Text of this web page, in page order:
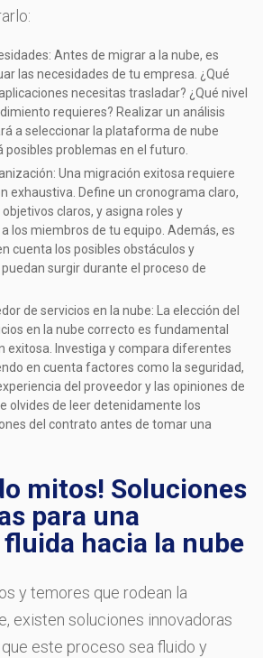
Antes de migrar a la nube, es
las necesidades de tu empresa. ¿Qué
necesitas trasladar? ¿Qué nivel
requieres? Realizar un análisis
a seleccionar la plataforma de nube
posibles problemas en el futuro.
Una migración exitosa requiere
exhaustiva. Define un cronograma claro,
claros, y asigna roles y
los miembros de tu equipo. Además, es
cuenta los posibles obstáculos y
surgir durante el proceso de
de servicios en la nube: La elección del
en la nube correcto es fundamental
exitosa. Investiga y compara diferentes
en cuenta factores como la seguridad,
del proveedor y las opiniones de
olvides de leer detenidamente los
del contrato antes de tomar una
mitos! Soluciones
para una
hacia la nube
y temores que rodean la
existen soluciones innovadoras
este proceso sea fluido y